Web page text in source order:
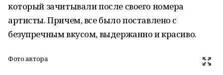
который зачитывали после своего номера
артисты. Причем, все было поставлено с
безупречным вкусом, выдержанно и красиво.
Фото автора